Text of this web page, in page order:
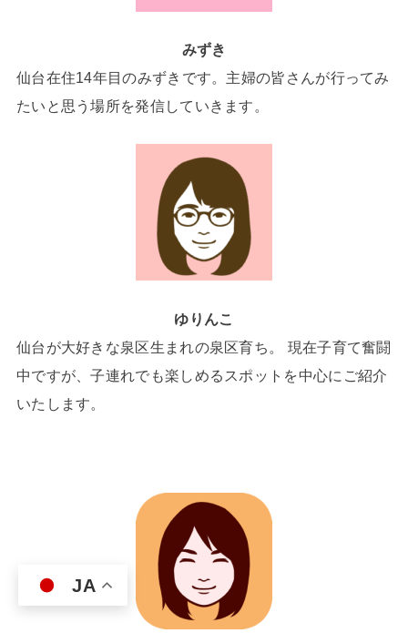
みずき
仙台在住14年目のみずきです。主婦の皆さんが行ってみ
たいと思う場所を発信していきます。
ゆりんこ
仙台が大好きな泉区生まれの泉区育ち。 現在子育て奮闘
中ですが、子連れでも楽しめるスポットを中心にご紹介
いたします。
JA